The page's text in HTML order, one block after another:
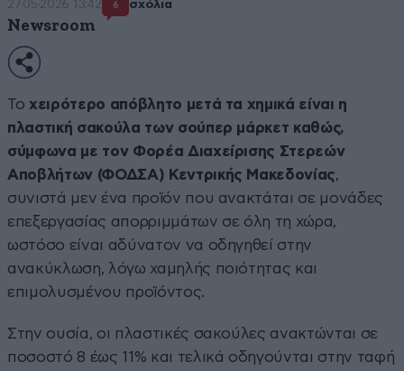
27·05·2026 13:42 6 σχόλια
Newsroom
Το χειρότερο απόβλητο μετά τα χημικά είναι η
πλαστική σακούλα των σούπερ μάρκετ καθώς,
σύμφωνα με τον Φορέα Διαχείρισης Στερεών
Αποβλήτων (ΦΟΔΣΑ) Κεντρικής Μακεδονίας,
συνιστά μεν ένα προϊόν που ανακτάται σε μονάδες
επεξεργασίας απορριμμάτων σε όλη τη χώρα,
ωστόσο είναι αδύνατον να οδηγηθεί στην
ανακύκλωση, λόγω χαμηλής ποιότητας και
επιμολυσμένου προϊόντος.
Στην ουσία, οι πλαστικές σακούλες ανακτώνται σε
ποσοστό 8 έως 11% και τελικά οδηγούνται στην ταφή